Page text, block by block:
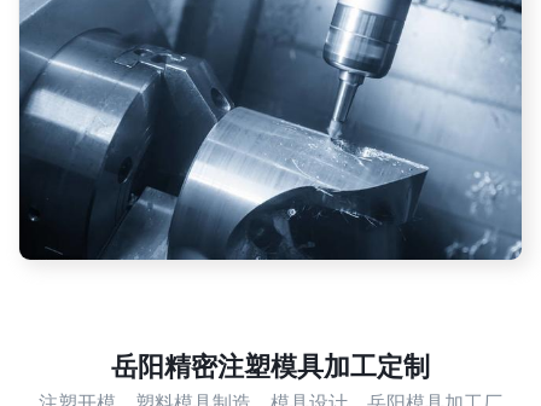
岳阳精密注塑模具加工定制